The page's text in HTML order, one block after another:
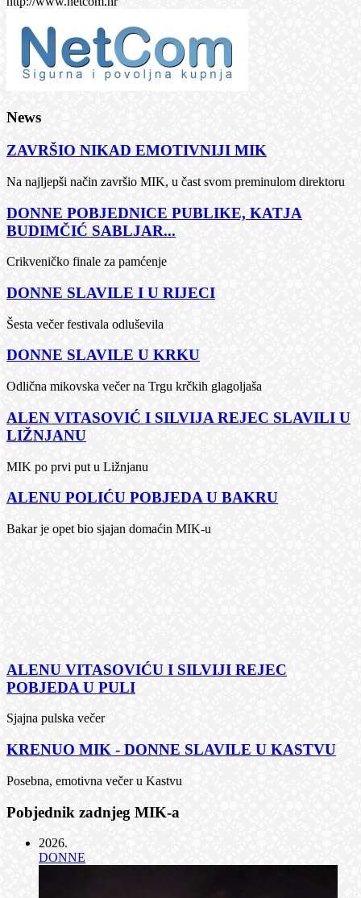
News
ZAVRŠIO NIKAD EMOTIVNIJI MIK
Na najljepši način završio MIK, u čast svom preminulom direktoru
DONNE POBJEDNICE PUBLIKE, KATJA
BUDIMČIĆ SABLJAR...
Crikveničko finale za pamćenje
DONNE SLAVILE I U RIJECI
Šesta večer festivala odluševila
DONNE SLAVILE U KRKU
Odlična mikovska večer na Trgu krčkih glagoljaša
ALEN VITASOVIĆ I SILVIJA REJEC SLAVILI U
LIŽNJANU
MIK po prvi put u Ližnjanu
ALENU POLIĆU POBJEDA U BAKRU
Bakar je opet bio sjajan domaćin MIK-u
ALENU VITASOVIĆU I SILVIJI REJEC
POBJEDA U PULI
Sjajna pulska večer
KRENUO MIK - DONNE SLAVILE U KASTVU
Posebna, emotivna večer u Kastvu
Pobjednik zadnjeg MIK-a
2026.
DONNE